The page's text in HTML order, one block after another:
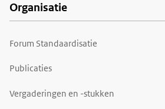
Organisatie
Forum Standaardisatie
Publicaties
Vergaderingen en -stukken